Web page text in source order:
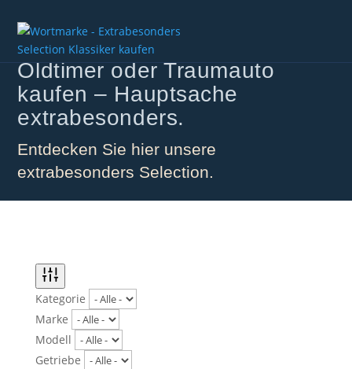
Klassiker, Sportwagen,
Oldtimer oder Traumauto
kaufen – Hauptsache
extrabesonders.
Entdecken Sie hier unsere
extrabesonders Selection.
Kategorie
Marke
Modell
Getriebe